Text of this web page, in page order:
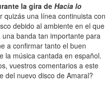
la gira de Hacia lo
quizás una línea continuista con
debido al ambiente en el que
banda tan importante para
a confirmar tanto el buen
la música cantada en español.
vuestros comentarios a este
del nuevo disco de Amaral?